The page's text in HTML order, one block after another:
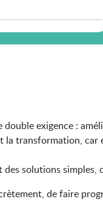
exigence :
transformation,
solutions
de faire